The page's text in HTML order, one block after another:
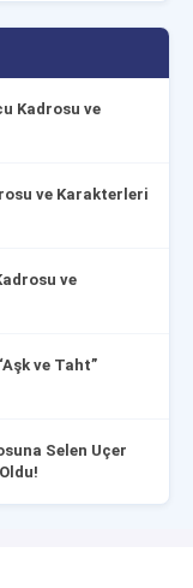
Kadrosu ve
ve Karakterleri
ve
ve Taht”
Selen Uçer